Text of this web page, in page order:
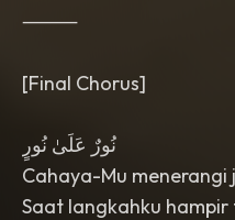
⸻
[Final Chorus]
نُورٌ عَلَىٰ نُورٍ
Cahaya-Mu menerangi
Saat langkahku hampir